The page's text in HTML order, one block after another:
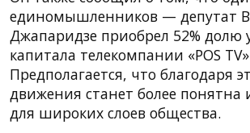
единомышленников — депутат
Джапаридзе приобрел 52% долю
капитала телекомпании «POS
Предполагается, что благодаря
движения станет более понятна
для широких слоев общества.